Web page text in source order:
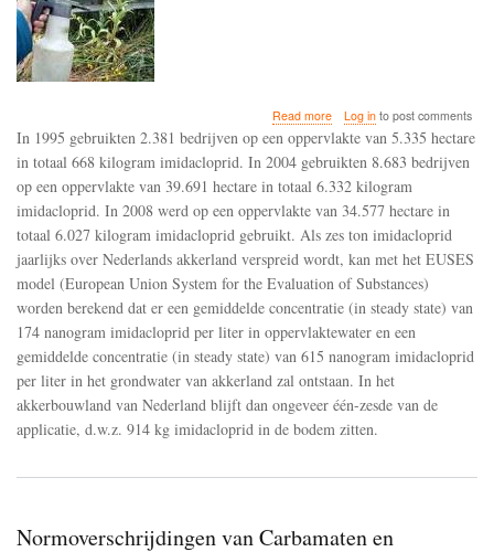
Read moreabout
Imidacloprid
op
het
niveau
2004
maakt
zware
grond-
onvermijdelijk
Log into post comments
In 1995 gebruikten 2.381 bedrijven op een oppervlakte van 5.335 hectare
in totaal 668 kilogram imidacloprid. In 2004 gebruikten 8.683 bedrijven
op een oppervlakte van 39.691 hectare in totaal 6.332 kilogram
imidacloprid. In 2008 werd op een oppervlakte van 34.577 hectare in
totaal 6.027 kilogram imidacloprid gebruikt. Als zes ton imidacloprid
jaarlijks over Nederlands akkerland verspreid wordt, kan met het EUSES
model (European Union System for the Evaluation of Substances)
worden berekend dat er een gemiddelde concentratie (in steady state) van
174 nanogram imidacloprid per liter in oppervlaktewater en een
gemiddelde concentratie (in steady state) van 615 nanogram imidacloprid
per liter in het grondwater van akkerland zal ontstaan. In het
akkerbouwland van Nederland blijft dan ongeveer één-zesde van de
applicatie, d.w.z. 914 kg imidacloprid in de bodem zitten.
Normoverschrijdingen van Carbamaten en